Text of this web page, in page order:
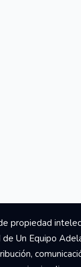
propiedad
Un Equipo